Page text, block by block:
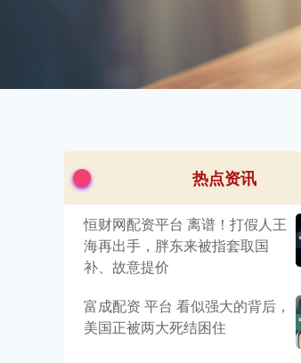
热点资讯
恒财网配资平台 离谱！打假人王
海再出手，胖东来被指套取国
补、故意提价
富成配资 平台 看似强大的背后，
美国正被两大死结困住